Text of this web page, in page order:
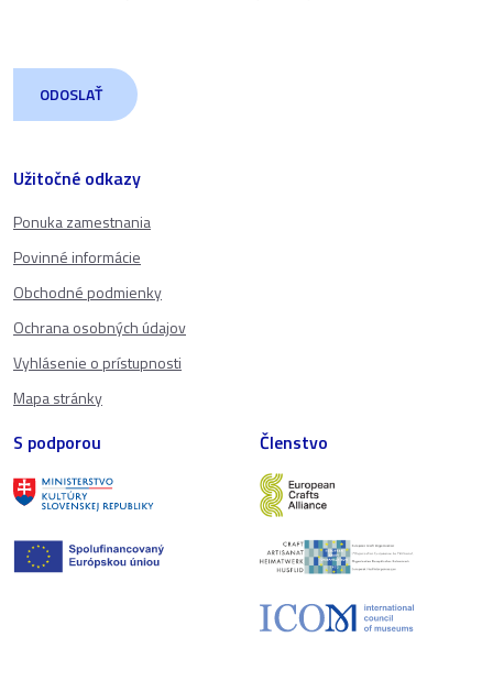
Užitočné odkazy
Ponuka zamestnania
Povinné informácie
Obchodné podmienky
Ochrana osobných údajov
Vyhlásenie o prístupnosti
Mapa stránky
S podporou Členstvo